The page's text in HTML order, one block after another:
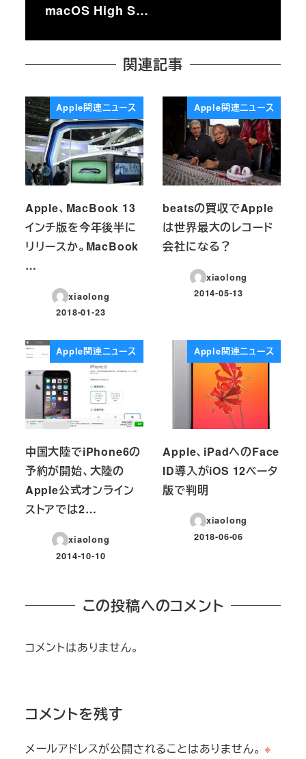
macOS High S…
関連記事
Apple関連ニュース
Apple、MacBook 13
インチ版を今年後半に
リリースか。MacBook
…
xiaolong
投稿日
2018-01-23
Apple関連ニュース
beatsの買収でApple
は世界最大のレコード
会社になる？
xiaolong
投稿日
2014-05-13
Apple関連ニュース
中国大陸でiPhone6の
予約が開始、大陸の
Apple公式オンライン
ストアでは2…
xiaolong
投稿日
2014-10-10
Apple関連ニュース
Apple、iPadへのFace
ID導入がiOS 12ベータ
版で判明
xiaolong
投稿日
2018-06-06
この投稿へのコメント
コメントはありません。
コメントを残す
メールアドレスが公開されることはありません。 ※